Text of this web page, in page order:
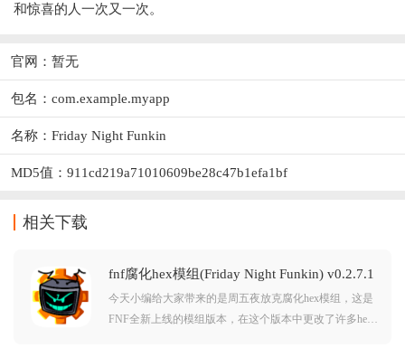
和惊喜的人一次又一次。
官网：暂无
包名：com.example.myapp
名称：Friday Night Funkin
MD5值：911cd219a71010609be28c47b1efa1bf
相关下载
fnf腐化hex模组(Friday Night Funkin) v0.2.7.1
安卓版
今天小编给大家带来的是周五夜放克腐化hex模组，这是
FNF全新上线的模组版本，在这个版本中更改了许多hex